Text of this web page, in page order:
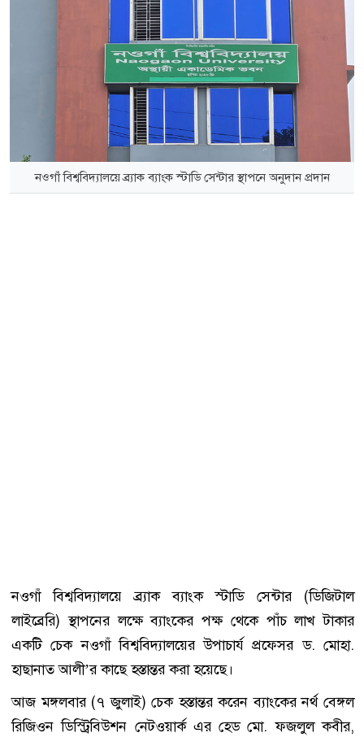
নওগাঁ বিশ্ববিদ্যালয়ে ব্র্যাক ব্যাংক স্টাডি সেন্টার স্থাপনে অনুদান প্রদান
নওগাঁ বিশ্ববিদ্যালয়ে ব্র্যাক ব্যাংক স্টাডি সেন্টার (ডিজিটাল
লাইব্রেরি) স্থাপনের লক্ষে ব্যাংকের পক্ষ থেকে পাঁচ লাখ টাকার
একটি চেক নওগাঁ বিশ্ববিদ্যালয়ের উপাচার্য প্রফেসর ড. মোহা.
হাছানাত আলী’র কাছে হস্তান্তর করা হয়েছে।
আজ মঙ্গলবার (৭ জুলাই) চেক হস্তান্তর করেন ব্যাংকের নর্থ বেঙ্গল
রিজিওন ডিস্ট্রিবিউশন নেটওয়ার্ক এর হেড মো. ফজলুল কবীর,